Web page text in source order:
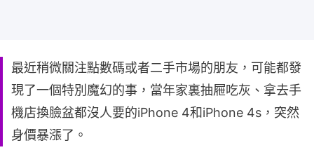
最近稍微關注點數碼或者二手市場的朋友，可能都發
現了一個特別魔幻的事，當年家裏抽屜吃灰、拿去手
機店換臉盆都沒人要的iPhone 4和iPhone 4s，突然
身價暴漲了。